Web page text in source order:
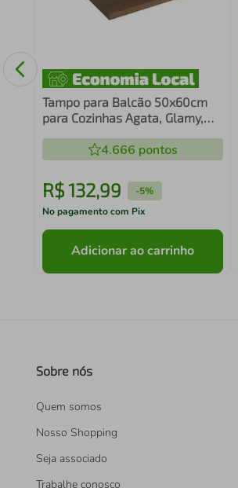
Tampo para Balcão 50x60cm
para Cozinhas Agata, Glamy,
4.666 pontos
R$132,99 -5%
No pagamento com Pix
Adicionar ao carrinho
Sobre nós
Quem somos
Nosso Shopping
Seja associado
Trabalhe conosco